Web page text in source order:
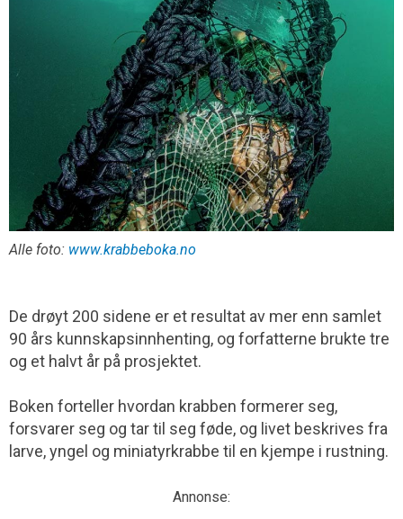
Alle foto: www.krabbeboka.no
De drøyt 200 sidene er et resultat av mer enn samlet
90 års kunnskaps­innhenting, og forfatterne brukte tre
og et halvt år på prosjektet.
Boken forteller hvordan krabben formerer seg,
forsvarer seg og tar til seg føde, og livet beskrives fra
larve, yngel og miniatyrkrabbe til en kjempe i rustning.
Annonse: